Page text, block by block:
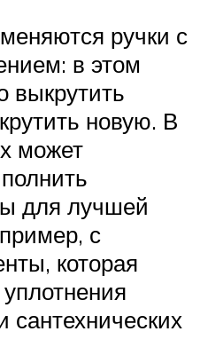
ручки с
в этом
выкрутить
новую. В
может
для лучшей
с
которая
сантехнических